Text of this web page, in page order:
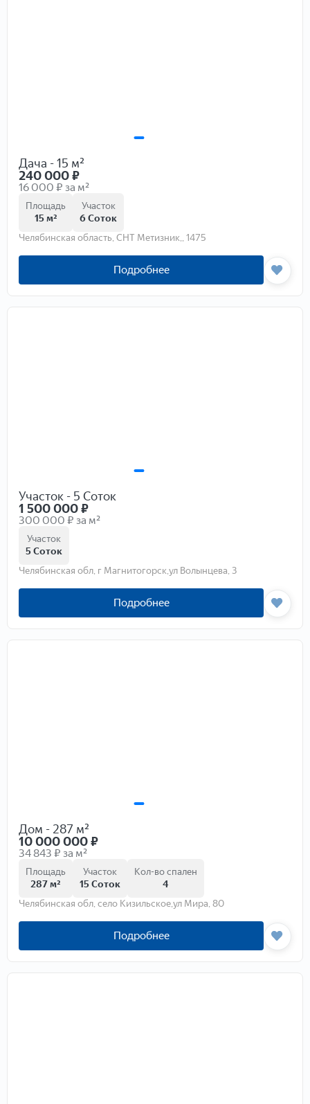
Дача - 15 м²
240 000₽
16 000 ₽ за м²
Площадь
15 м²
Участок
6 Соток
Челябинская область, СНТ Метизник,, 1475
Подробнее
Участок - 5 Соток
1 500 000₽
300 000 ₽ за м²
Участок
5 Соток
Челябинская обл, г Магнитогорск,ул Волынцева, 3
Подробнее
Дом - 287 м²
10 000 000₽
34 843 ₽ за м²
Площадь
287 м²
Участок
15 Соток
Кол-во спален
4
Челябинская обл, село Кизильское,ул Мира, 80
Подробнее